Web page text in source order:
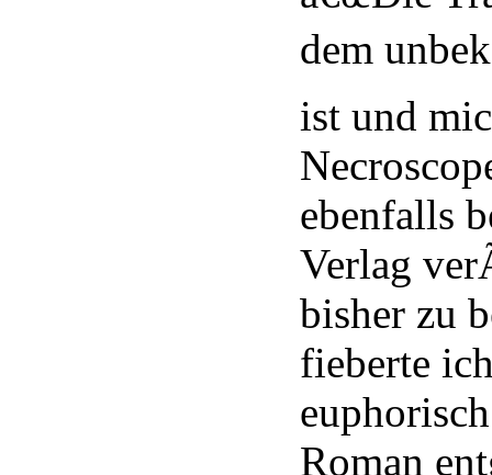
dem
ist und
ebenfalls
Verlag
bisher zu
fieberte
Roman